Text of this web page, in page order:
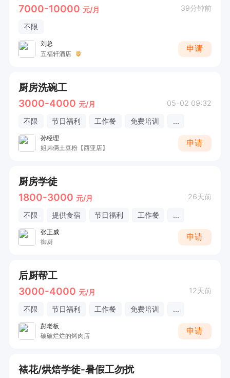
7000-10000 元/月 39分钟前
不限
刘总
五福轩酒店
申请
厨房洗碗工
3000-4000 元/月 05-02 09:32
不限 节日福利 工作餐 免费培训 ...
孙经理
姐弟俩土豆粉【西亚店】
申请
厨房学徒
1800-3000 元/月 26天前
不限 提供食宿 节日福利 工作餐 ...
张正威
御厨
申请
后厨帮工
3000-4000 元/月 12天前
不限 节日福利 工作餐 免费培训 ...
彭老板
破破烂烂的烤肉店
申请
裱花/烘焙学徒-暑假工勿扰